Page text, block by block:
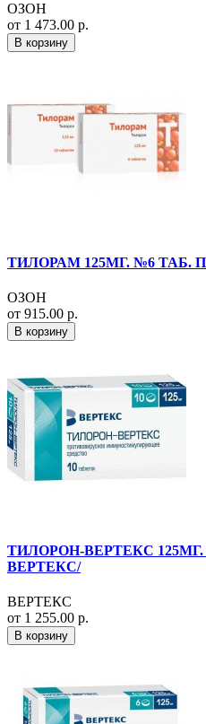
ОЗОН
от 1 473.00 р.
В корзину
ТИЛОРАМ 125МГ. №6 ТАБ.
ОЗОН
от 915.00 р.
В корзину
ТИЛОРОН-ВЕРТЕКС 125МГ.
ВЕРТЕКС/
ВЕРТЕКС
от 1 255.00 р.
В корзину